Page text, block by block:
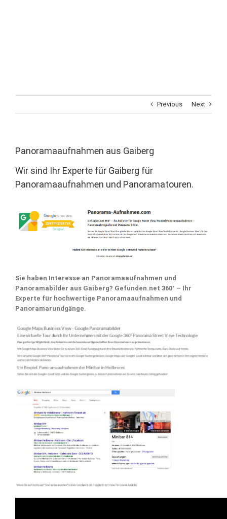
Previous Next
Panoramaaufnahmen aus Gaiberg
Wir sind Ihr Experte für Gaiberg für
Panoramaaufnahmen und Panoramatouren.
Sie haben Interesse an Panoramaaufnahmen und
Panoramabilder aus Gaiberg? Gefunden.net 360° – Ihr
Experte für hochwertige Panoramaaufnahmen und
Panoramarundgänge.